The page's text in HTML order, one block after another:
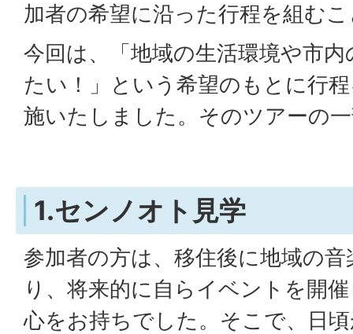
加者の希望に沿った行程を組む
今回は、「地域の生活環境や市
たい！」という希望のもとに行
施いたしました。そのツアーの
1.センノオト見学
参加者の方は、移住後に地域の
り、将来的に自らイベントを開
心をお持ちでした。そこで、日